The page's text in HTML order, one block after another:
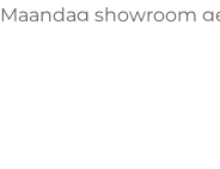
Maandag showroom